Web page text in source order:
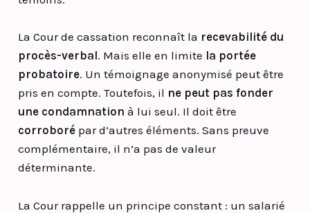
La Cour de cassation reconnaît la recevabilité du
procès-verbal. Mais elle en limite la portée
probatoire. Un témoignage anonymisé peut être
pris en compte. Toutefois, il ne peut pas fonder
une condamnation à lui seul. Il doit être
corroboré par d’autres éléments. Sans preuve
complémentaire, il n’a pas de valeur
déterminante.
La Cour rappelle un principe constant : un salarié